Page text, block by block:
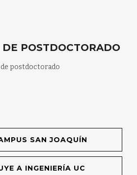
DE POSTDOCTORADO
postdoctorado
SAN JOAQUÍN
A INGENIERÍA UC